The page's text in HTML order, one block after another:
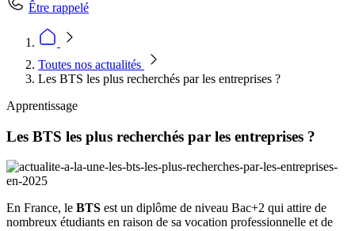
Être rappelé
Toutes nos actualités
Les BTS les plus recherchés par les entreprises ?
Apprentissage
Les BTS les plus recherchés par les entreprises ?
En France, le BTS est un diplôme de niveau Bac+2 qui attire de
nombreux étudiants en raison de sa vocation professionnelle et de